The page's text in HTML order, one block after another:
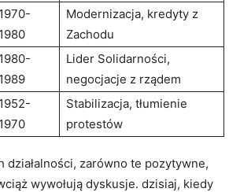
1970-
1980
Modernizacja, kredyty z
Zachodu
1980-
1989
Lider Solidarności,
negocjacje z rządem
1952-
1970
Stabilizacja, tłumienie
protestów
działalności, zarówno te pozytywne,
wywołują dyskusje. dzisiaj, kiedy